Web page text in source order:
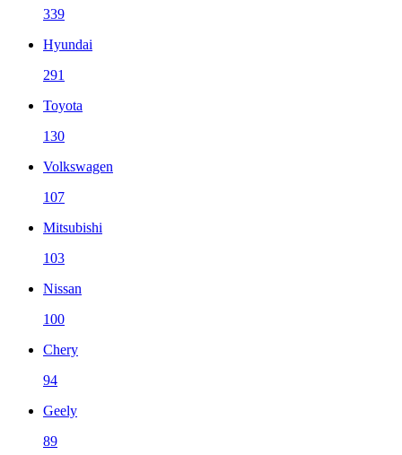
339
Hyundai
291
Toyota
130
Volkswagen
107
Mitsubishi
103
Nissan
100
Chery
94
Geely
89